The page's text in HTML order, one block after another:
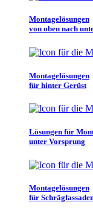
Montagelösungen
von oben nach
Montagelösungen
für hinter Gerüst
Lösungen für
unter Vorsprung
Montagelösungen
für